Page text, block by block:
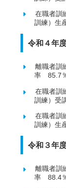
在職者訓
訓練）生
令和４年
離職者訓
率 85.7
在職者訓
訓練）受
在職者訓
訓練）生
令和３年
離職者訓
率 88.4